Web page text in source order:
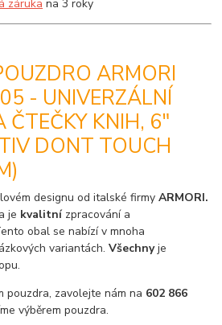
záruka na 3 roky
ARMORI
- UNIVERZÁLNÍ
ČTEČKY KNIH, 6"
DONT TOUCH
designu od italské firmyARMORI.
je kvalitnízpracování a
obal se nabízí v mnoha
variantách.Všechnyje
pouzdra, zavolejte nám na 602 866
výběrem pouzdra.